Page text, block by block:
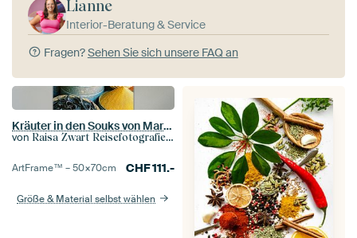
Lianne
Interior-Beratung & Service
Fragen?Sehen Sie sich unsere FAQ an
Kräuter in den Souks von Marrakesch
von Raisa Zwart Reisefotografiedrucke
ArtFrame™ –50×70cm CHF111.-
Größe & Material selbst wählen